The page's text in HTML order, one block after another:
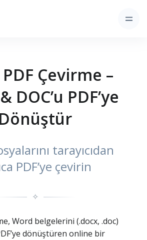
Çevirme –
DOC’u PDF’ye
Dönüştür
tarayıcıdan
PDF’ye çevirin
✧
Word belgelerini (.docx, .doc)
dönüştüren online bir